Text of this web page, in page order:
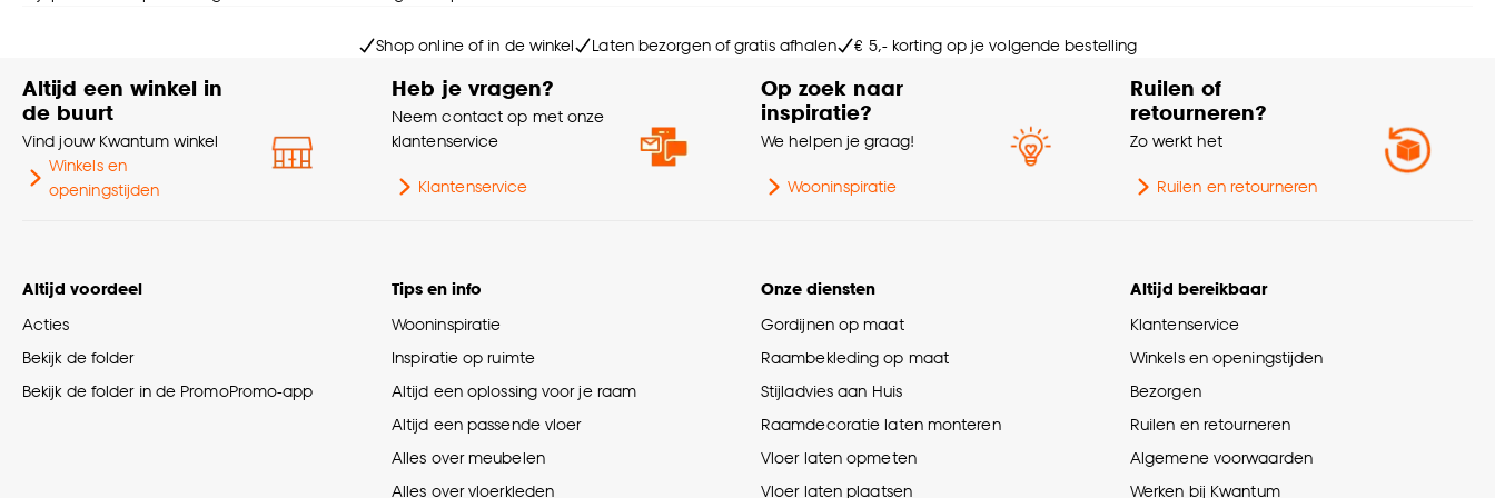
100%
Mate verduisterend 100% Verduisterend
Shop online of in de winkel Laten bezorgen of gratis afhalen € 5,- korting op je volgende bestelling
Altijd een winkel in
de buurt
Vind jouw Kwantum winkel
Winkels en
openingstijden
Heb je vragen?
Neem contact op met onze
klantenservice
Klantenservice
Op zoek naar
inspiratie?
We helpen je graag!
Wooninspiratie
Ruilen of
retourneren?
Zo werkt het
Ruilen en retourneren
Altijd voordeel
Acties
Bekijk de folder
Bekijk de folder in de PromoPromo-app
Tips en info
Wooninspiratie
Inspiratie op ruimte
Altijd een oplossing voor je raam
Altijd een passende vloer
Alles over meubelen
Alles over vloerkleden
Onze diensten
Gordijnen op maat
Raambekleding op maat
Stijladvies aan Huis
Raamdecoratie laten monteren
Vloer laten opmeten
Vloer laten plaatsen
Altijd bereikbaar
Klantenservice
Winkels en openingstijden
Bezorgen
Ruilen en retourneren
Algemene voorwaarden
Werken bij Kwantum